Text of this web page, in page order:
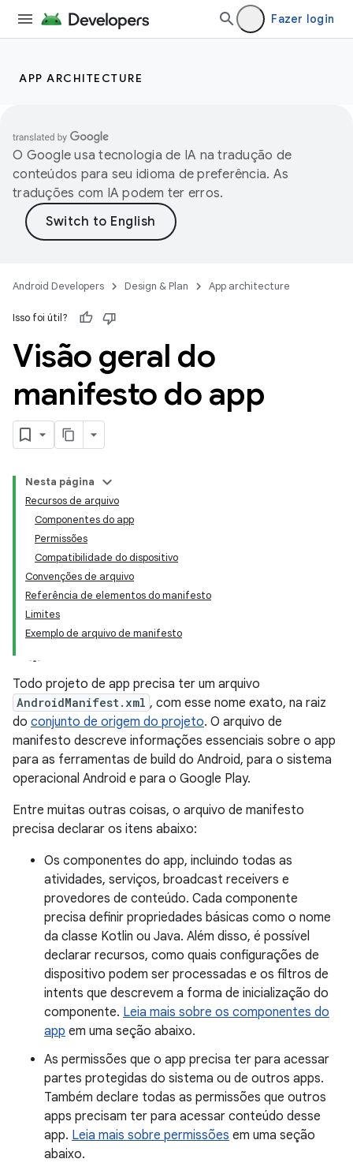
Fazer login
APP ARCHITECTURE
O Google usa tecnologia de IA na tradução de
conteúdos para seu idioma de preferência. As
traduções com IA podem ter erros.
Android Developers Design & Plan App architecture
Isso foi útil?
Visão geral do
manifesto do app
Nesta página
Recursos de arquivo
Componentes do app
Permissões
Compatibilidade do dispositivo
Convenções de arquivo
Referência de elementos do manifesto
Limites
Exemplo de arquivo de manifesto
Todo projeto de app precisa ter um arquivo
AndroidManifest.xml , com esse nome exato, na raiz
do conjunto de origem do projeto. O arquivo de
manifesto descreve informações essenciais sobre o app
para as ferramentas de build do Android, para o sistema
operacional Android e para o Google Play.
Entre muitas outras coisas, o arquivo de manifesto
precisa declarar os itens abaixo:
Os componentes do app, incluindo todas as
atividades, serviços, broadcast receivers e
provedores de conteúdo. Cada componente
precisa definir propriedades básicas como o nome
da classe Kotlin ou Java. Além disso, é possível
declarar recursos, como quais configurações de
dispositivo podem ser processadas e os filtros de
intents que descrevem a forma de inicialização do
componente. Leia mais sobre os componentes do
app em uma seção abaixo.
As permissões que o app precisa ter para acessar
partes protegidas do sistema ou de outros apps.
Também declare todas as permissões que outros
apps precisam ter para acessar conteúdo desse
app. Leia mais sobre permissões em uma seção
abaixo.